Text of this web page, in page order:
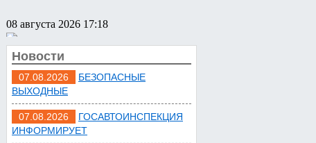
08 августа 2026 17:18
Это стало нашей
традицией: ростовчане
установили самодельные
поилки для бездомных
животных
Новости
07.08.2026
БЕЗОПАСНЫЕ
ВЫХОДНЫЕ
07.08.2026
ГОСАВТОИНСПЕКЦИЯ
ИНФОРМИРУЕТ